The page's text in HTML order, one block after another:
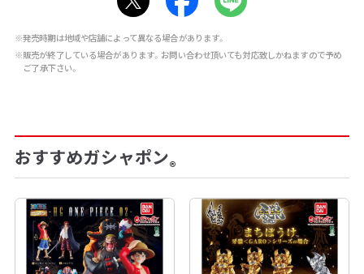
※発売時期は地域や店舗によって異なる場合があります。
※販売が終了している場合があります。お問い合わせ頂いても対応致しかねますので予め
ご了承下さい。
おすすめガシャポン®